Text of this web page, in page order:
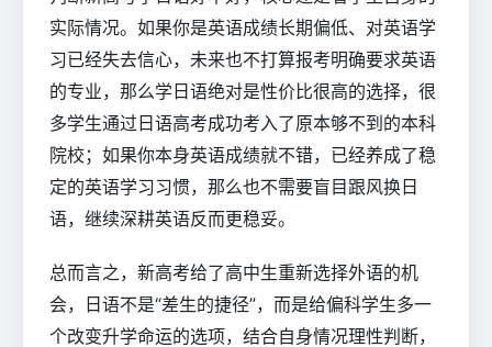
实际情况。如果你是英语成绩长期偏低、对英语学
习已经失去信心，未来也不打算报考明确要求英语
的专业，那么学日语绝对是性价比很高的选择，很
多学生通过日语高考成功考入了原本够不到的本科
院校；如果你本身英语成绩就不错，已经养成了稳
定的英语学习习惯，那么也不需要盲目跟风换日
语，继续深耕英语反而更稳妥。
总而言之，新高考给了高中生重新选择外语的机
会，日语不是“差生的捷径”，而是给偏科学生多一
个改变升学命运的选项，结合自身情况理性判断，